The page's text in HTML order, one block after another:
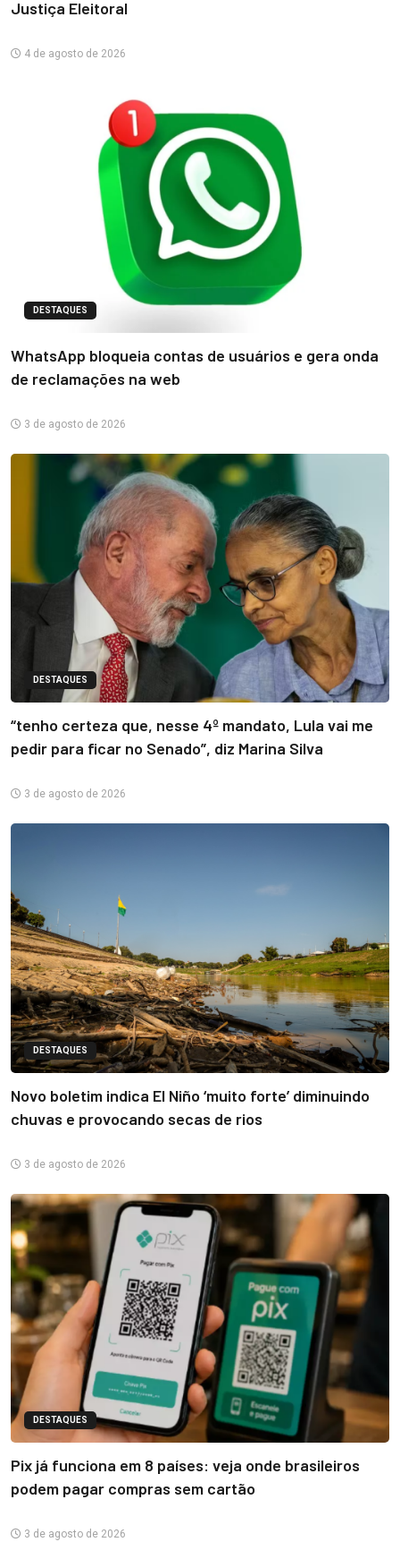
Justiça Eleitoral
4 de agosto de 2026
DESTAQUES
WhatsApp bloqueia contas de usuários e gera onda
de reclamações na web
3 de agosto de 2026
DESTAQUES
“tenho certeza que, nesse 4º mandato, Lula vai me
pedir para ficar no Senado”, diz Marina Silva
3 de agosto de 2026
DESTAQUES
Novo boletim indica El Niño ‘muito forte’ diminuindo
chuvas e provocando secas de rios
3 de agosto de 2026
DESTAQUES
Pix já funciona em 8 países: veja onde brasileiros
podem pagar compras sem cartão
3 de agosto de 2026